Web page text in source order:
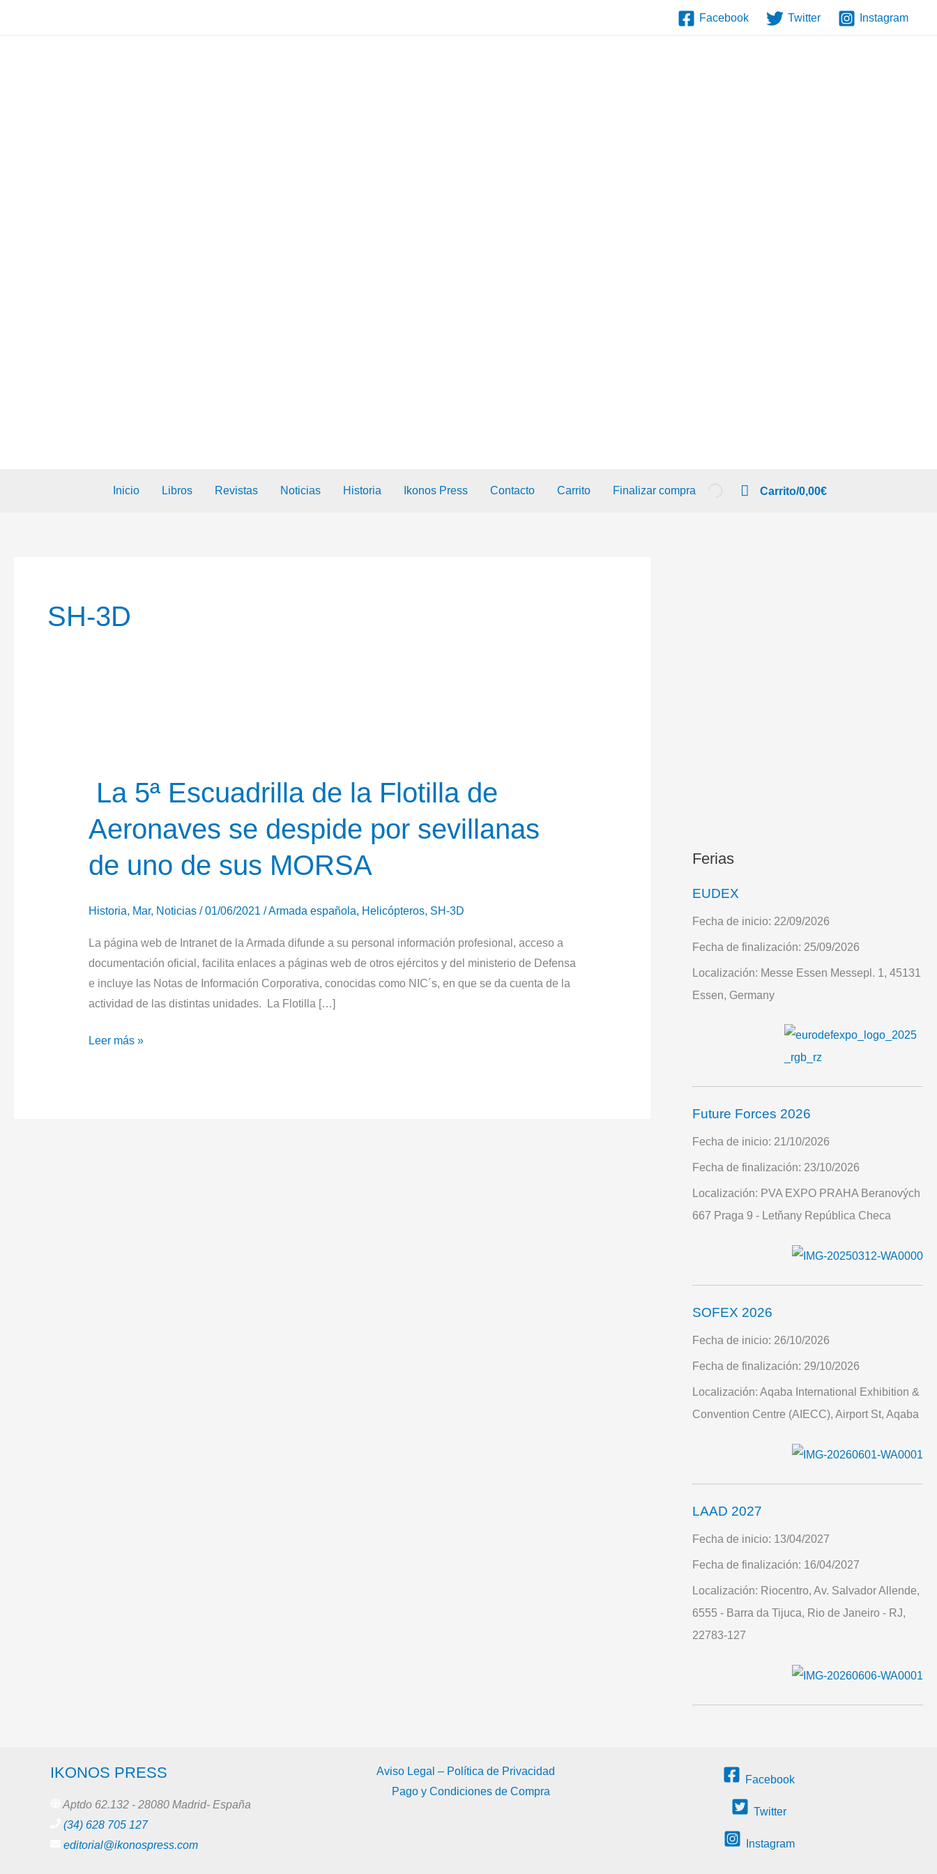
Facebook Twitter Instagram
Inicio Libros Revistas Noticias Historia Ikonos Press Contacto Carrito Finalizar compra Carrito/0,00€
SH-3D
La 5ª Escuadrilla de la Flotilla de
Aeronaves se despide por sevillanas
de uno de sus MORSA
Historia, Mar, Noticias/01/06/2021 /Armada española, Helicópteros, SH-3D
La página web de Intranet de la Armada difunde a su personal información profesional, acceso a
documentación oficial, facilita enlaces a páginas web de otros ejércitos y del ministerio de Defensa
e incluye las Notas de Información Corporativa, conocidas como NIC´s, en que se da cuenta de la
actividad de las distintas unidades. La Flotilla […]
La
Leer más »
Ferias
EUDEX
Fecha de inicio: 22/09/2026
Fecha de finalización: 25/09/2026
Localización: Messe Essen Messepl. 1, 45131
Essen, Germany
Future Forces 2026
Fecha de inicio: 21/10/2026
Fecha de finalización: 23/10/2026
Localización: PVA EXPO PRAHA Beranových
667 Praga 9 - Letňany República Checa
SOFEX 2026
Fecha de inicio: 26/10/2026
Fecha de finalización: 29/10/2026
Localización: Aqaba International Exhibition &
Convention Centre (AIECC), Airport St, Aqaba
LAAD 2027
Fecha de inicio: 13/04/2027
Fecha de finalización: 16/04/2027
Localización: Riocentro, Av. Salvador Allende,
6555 - Barra da Tijuca, Rio de Janeiro - RJ,
22783-127
IKONOS PRESS
Aptdo 62.132 - 28080 Madrid- España
(34) 628 705 127
editorial@ikonospress.com
Aviso Legal – Política de Privacidad
Pago y Condiciones de Compra
Facebook
Twitter
Instagram